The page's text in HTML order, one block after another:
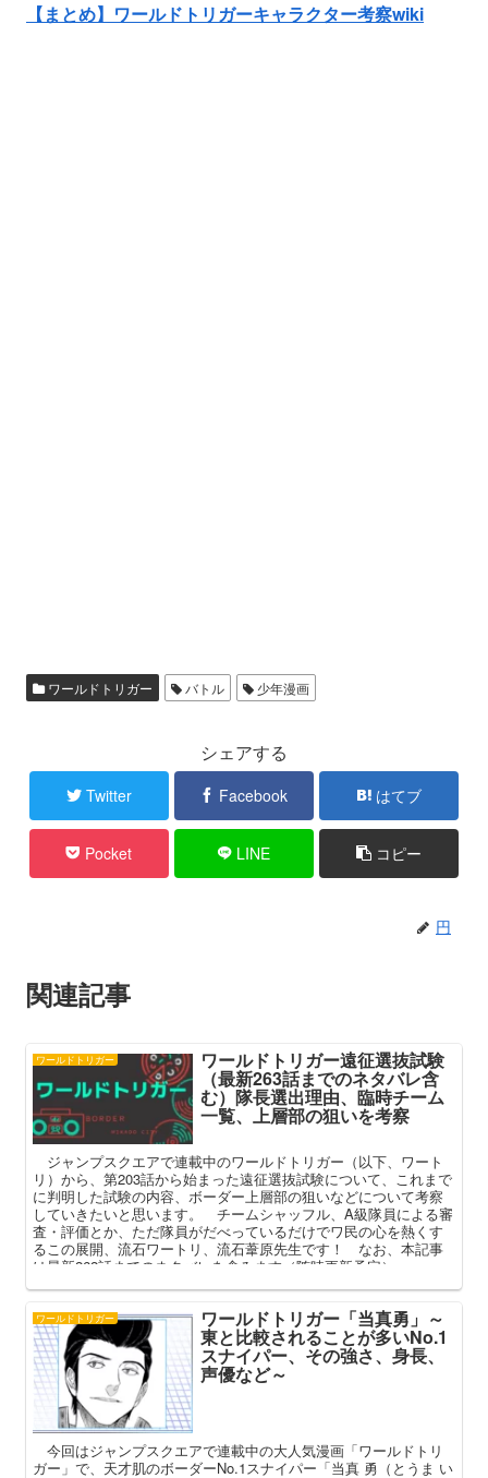
【まとめ】ワールドトリガーキャラクター考察wiki
ワールドトリガー バトル 少年漫画
シェアする
Twitter Facebook はてブ
Pocket LINE コピー
円
関連記事
ワールドトリガー ワールドトリガー遠征選抜試験
（最新263話までのネタバレ含
む）隊長選出理由、臨時チーム
一覧、上層部の狙いを考察
ジャンプスクエアで連載中のワールドトリガー（以下、ワート
リ）から、第203話から始まった遠征選抜試験について、これまで
に判明した試験の内容、ボーダー上層部の狙いなどについて考察
していきたいと思います。 チームシャッフル、A級隊員による審
査・評価とか、ただ隊員がだべっているだけでワ民の心を熱くす
るこの展開、流石ワートリ、流石葦原先生です！ なお、本記事
は最新262話までのネタバレを含みます（随時更新予定）。
ワールドトリガー ワールドトリガー「当真勇」～
東と比較されることが多いNo.1
スナイパー、その強さ、身長、
声優など～
今回はジャンプスクエアで連載中の大人気漫画「ワールドトリ
ガー」で、天才肌のボーダーNo.1スナイパー「当真 勇（とうま い